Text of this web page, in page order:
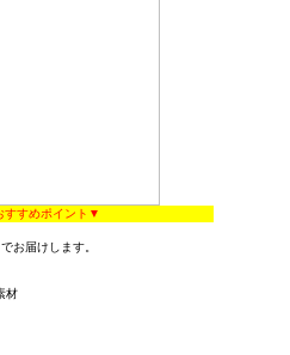
すすめポイント▼
お届けします。
材